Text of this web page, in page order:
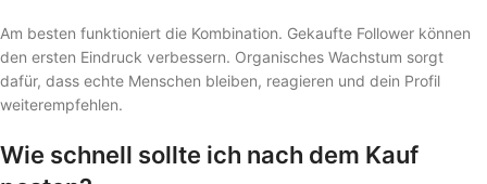
Am besten funktioniert die Kombination. Gekaufte Follower können
den ersten Eindruck verbessern. Organisches Wachstum sorgt
dafür, dass echte Menschen bleiben, reagieren und dein Profil
weiterempfehlen.
Wie schnell sollte ich nach dem Kauf